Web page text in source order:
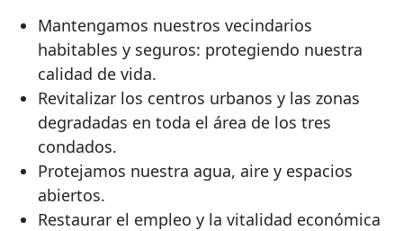
Mantengamos nuestros vecindarios
habitables y seguros: protegiendo nuestra
calidad de vida.
Revitalizar los centros urbanos y las zonas
degradadas en toda el área de los tres
condados.
Protejamos nuestra agua, aire y espacios
abiertos.
Restaurar el empleo y la vitalidad económica